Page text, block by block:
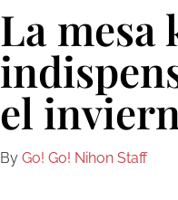
La mesa
el
By Go! Go! Nihon Staff